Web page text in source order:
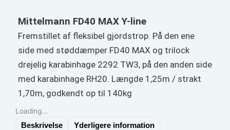
Mittelmann FD40 MAX Y-line
Fremstillet af fleksibel gjordstrop. På den ene
side med støddæmper FD40 MAX og trilock
drejelig karabinhage 2292 TW3, på den anden side
med karabinhage RH20. Længde 1,25m / strakt
1,70m, godkendt op til 140kg
Loading...
Beskrivelse Yderligere information